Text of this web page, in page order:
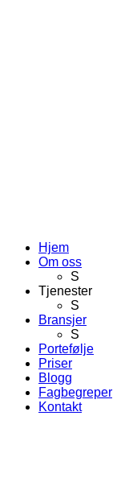
Hjem
Om oss
S
Tjenester
S
Bransjer
S
Portefølje
Priser
Blogg
Fagbegreper
Kontakt